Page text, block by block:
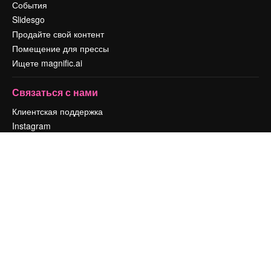
События
Slidesgo
Продайте свой контент
Помещение для прессы
Ищете magnific.ai
Связаться с нами
Клиентская поддержка
Instagram